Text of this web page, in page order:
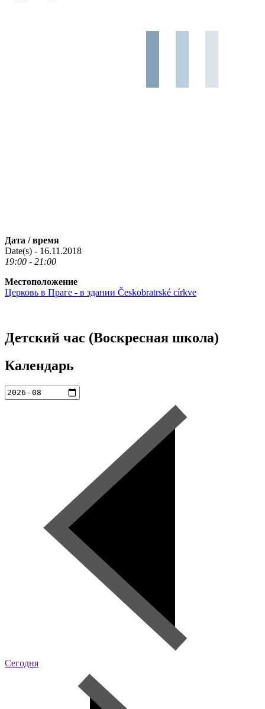
Дата / время
Date(s) - 16.11.2018
19:00 - 21:00
Местоположение
Церковь в Праге - в здании Českobratrské církve
Детский час (Воскресная школа)
Календарь
Сегодня